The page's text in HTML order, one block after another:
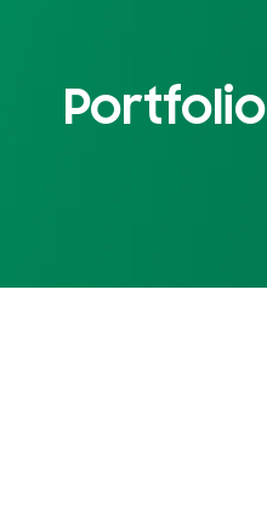
Portfolio